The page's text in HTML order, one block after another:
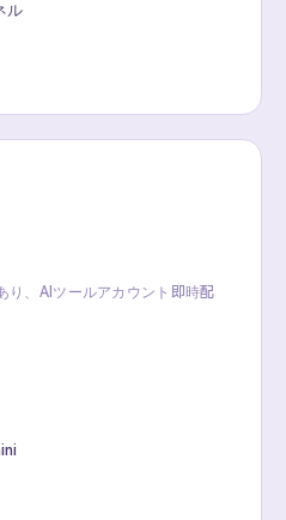
ル
、AIツールアカウント即時配